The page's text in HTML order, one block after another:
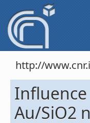
http://
Au/SiO2